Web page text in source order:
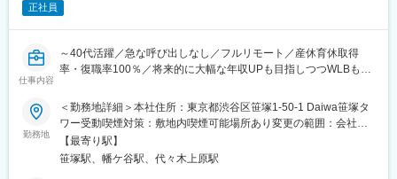
報管理システム（RIS）等の医用システムの開発から運営までを手
がけています。特に医用画像診断支援システム（PACS）は、医療
◇また、医療現場に貢献したいという当社の思いは、日本国内だ
けに留まらず、既に、シンガポールとタイに駐在所を置き、現地
の病院にアプローチを始めています。医用システム業界はここ数
年急成長を遂げています。
◇現在では病院内での使用から病院間の地域連携（地域医療）
正社員
仕事内容
～40代活躍／急な呼び出しなし／フルリモート／産休育休取得
率・復職率100％／将来的に大幅な年収UPも目指しつつWLBも担
★フルリモートで自宅から顧客先へ直行直帰の営業スタイル、全
国どこでも勤務可能！
★予定手術が大半のため緊急呼び出しはなし！
★WLBを改善したくて入社している社員多数！
勤務地
＜勤務地詳細＞本社住所：東京都渋谷区笹塚1-50-1 Daiwa笹塚タ
ワー受動喫煙対策：敷地内喫煙可能場所あり変更の範囲：会社の
定める事業所（リモートワーク含む）
【最寄り駅】
笹塚駅、幡ケ谷駅、代々木上原駅